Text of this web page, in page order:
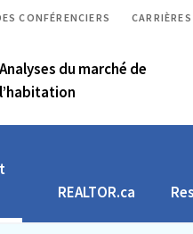
CONFÉRENCIERS CARRIÈRES
Analyses du marché de
l’habitation
REALTOR.ca